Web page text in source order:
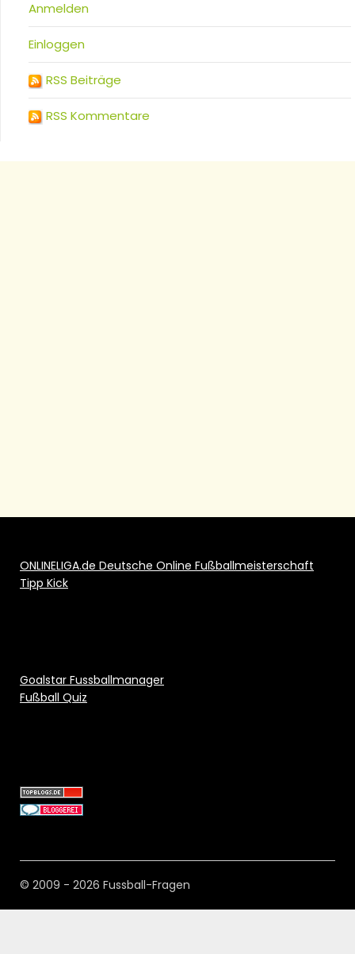
Anmelden
Einloggen
RSS Beiträge
RSS Kommentare
ONLINELIGA.de Deutsche Online Fußballmeisterschaft
Tipp Kick
Goalstar Fussballmanager
Fußball Quiz
© 2009 - 2026 Fussball-Fragen